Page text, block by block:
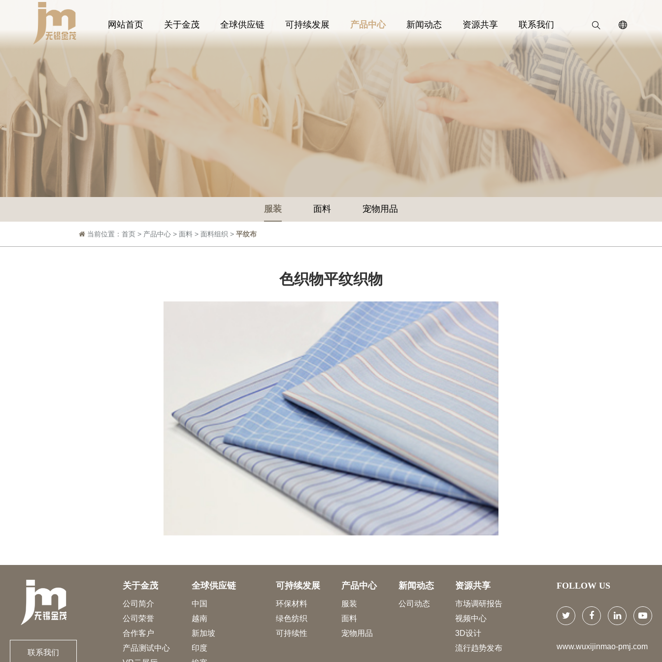
网站首页 关于金茂 全球供应链 可持续发展 产品中心 新闻动态 资源共享 联系我们
服装 面料 宠物用品
当前位置： 首页 > 产品中心 > 面料 > 面料组织 > 平纹布
色织物平纹织物
联系我们
关于金茂
公司简介
公司荣誉
合作客户
产品测试中心
全球供应链
中国
越南
新加坡
印度
可持续发展
环保材料
绿色纺织
可持续性
产品中心
服装
面料
宠物用品
新闻动态
公司动态
资源共享
市场调研报告
视频中心
3D设计
流行趋势发布
FOLLOW US
www.wuxijinmao-pmj.com